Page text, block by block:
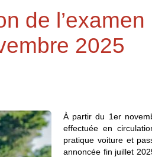
de
2025
À partir du 1er
effectuée en
pratique voiture et
annoncée fin juillet